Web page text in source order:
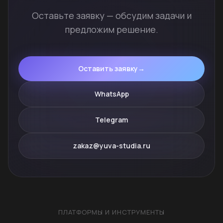
Оставьте заявку — обсудим задачи и
предложим решение.
Оставить заявку →
WhatsApp
Telegram
zakaz@yuva-studia.ru
ПЛАТФОРМЫ И ИНСТРУМЕНТЫ